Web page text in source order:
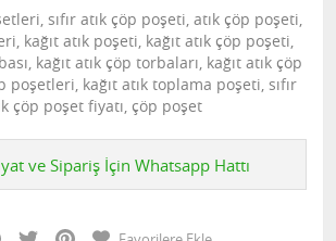
sıfır atık çöp poşeti, atık çöp poşeti,
kağıt atık poşeti, kağıt atık çöp poşeti,
kağıt atık çöp torbaları, kağıt atık çöp
poşetleri, kağıt atık toplama poşeti, sıfır
çöp poşet fiyatı, çöp poşet
ve Sipariş İçin Whatsapp Hattı
Facebook
Twitter Pinterest